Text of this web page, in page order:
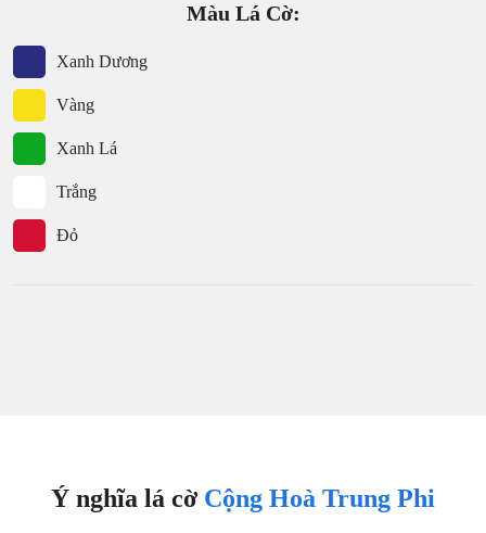
Màu Lá Cờ:
Xanh Dương
Vàng
Xanh Lá
Trắng
Đỏ
Ý nghĩa lá cờ Cộng Hoà Trung Phi